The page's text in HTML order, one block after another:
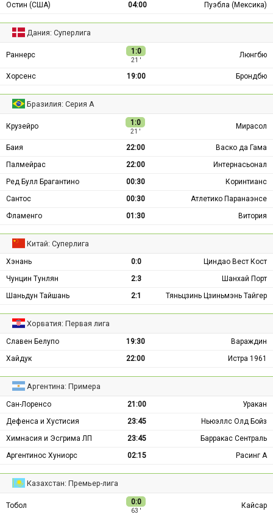
Остин (США)
04:00 Пуэбла (Мексика)
Дания: Суперлига
Раннерс 1:0
21 ′
Люнгбю
Хорсенс 19:00 Брондбю
Бразилия: Серия А
Крузейро 1:0
21 ′
Мирасол
Баия 22:00
Васко да Гама
Палмейрас
22:00
Интернасьонал
Ред Булл Брагантино
00:30
Коринтианс
Сантос
00:30
Атлетико Паранаэнсе
Фламенго
01:30 Витория
Китай: Суперлига
Хэнань 0:0
Циндао Вест Кост
Чунцин Тунлян
2:3
Шанхай Порт
Шаньдун Тайшань
2:1 Тяньцзинь Цзиньмэнь Тайгер
Хорватия: Первая лига
Славен Белупо 19:30
Вараждин
Хайдук
22:00 Истра 1961
Аргентина: Примера
Сан-Лоренсо 21:00
Уракан
Дефенса и Хустисия
23:45
Ньюэллс Олд Бойз
Химнасия и Эсгрима ЛП
23:45
Барракас Сентраль
Аргентинос Хуниорс
02:15 Расинг А
Казахстан: Премьер-лига
Тобол 0:0
63 ′
Кайсар